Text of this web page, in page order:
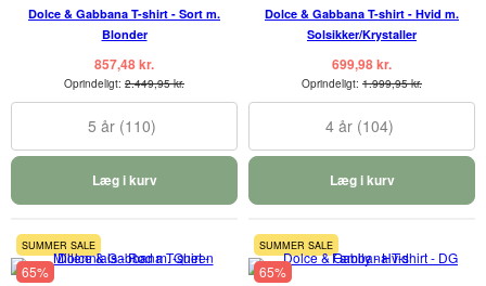
Dolce & Gabbana T-shirt - Sort m.
Blonder
857,48 kr.
Oprindeligt: 2.449,95 kr.
5 år (110)
Læg i kurv
Dolce & Gabbana T-shirt - Hvid m.
Solsikker/Krystaller
699,98 kr.
Oprindeligt: 1.999,95 kr.
4 år (104)
Læg i kurv
SUMMER SALE
65%
SUMMER SALE
65%